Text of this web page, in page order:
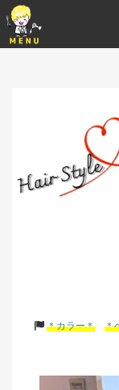
＊カラー＊ ＊